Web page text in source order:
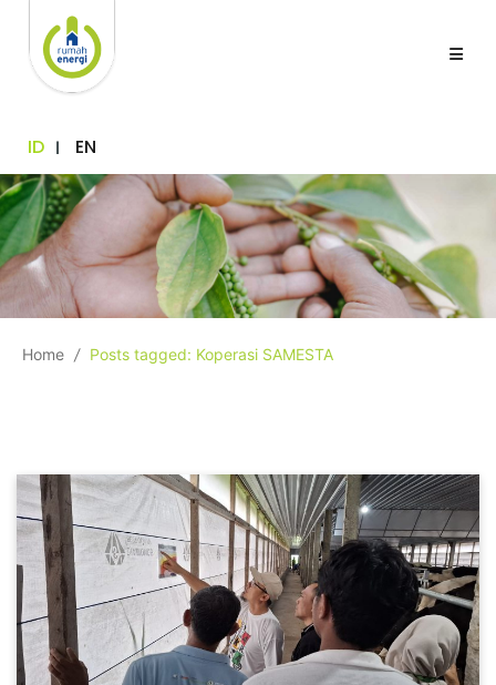
ID EN
Home / Posts tagged: Koperasi SAMESTA